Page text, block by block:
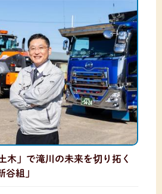
木」で滝川の未来を切り拓く
谷組」